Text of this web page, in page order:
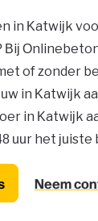
in Katwijk
of zonder
in Katwijk
in Katwijk
uur het
Neem